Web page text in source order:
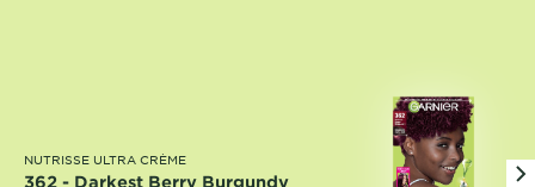
NUTRISSE ULTRA CRÈME
362 - Darkest Berry Burgundy